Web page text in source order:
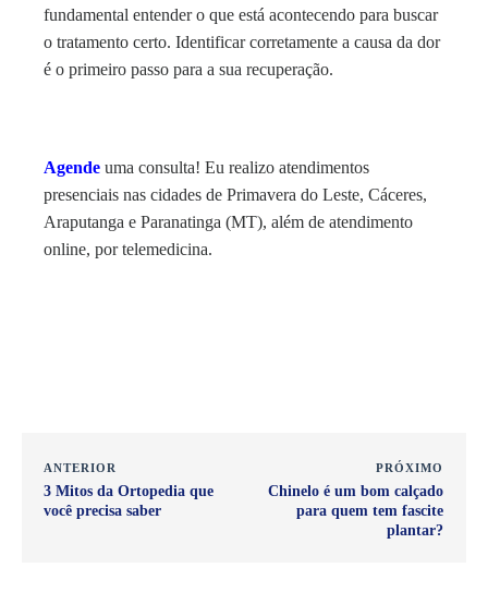
fundamental entender o que está acontecendo para buscar
o tratamento certo. Identificar corretamente a causa da dor
é o primeiro passo para a sua recuperação.
Agende uma consulta! Eu realizo atendimentos
presenciais nas cidades de Primavera do Leste, Cáceres,
Araputanga e Paranatinga (MT), além de atendimento
online, por telemedicina.
ANTERIOR
3 Mitos da Ortopedia que
você precisa saber
PRÓXIMO
Chinelo é um bom calçado
para quem tem fascite
plantar?